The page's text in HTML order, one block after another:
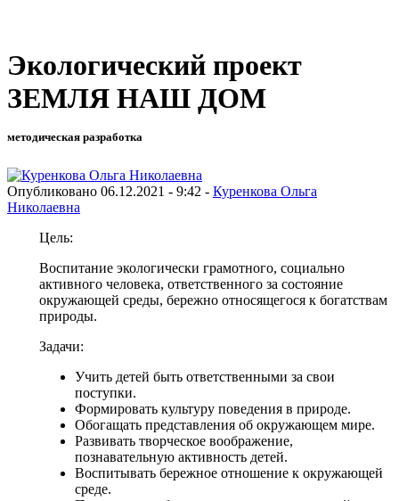
Экологический проект
ЗЕМЛЯ НАШ ДОМ
методическая разработка
Опубликовано 06.12.2021 - 9:42 - Куренкова Ольга
Николаевна
Цель:
Воспитание экологически грамотного, социально
активного человека, ответственного за состояние
окружающей среды, бережно относящегося к богатствам
природы.
Задачи:
Учить детей быть ответственными за свои
поступки.
Формировать культуру поведения в природе.
Обогащать представления об окружающем мире.
Развивать творческое воображение,
познавательную активность детей.
Воспитывать бережное отношение к окружающей
среде.